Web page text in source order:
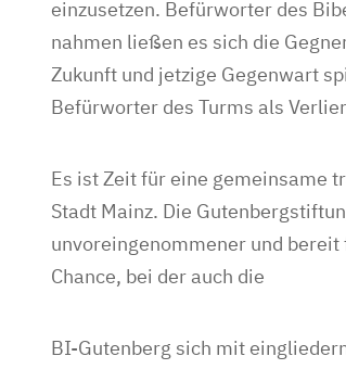
einzusetzen. Befürworter des
nahmen ließen es sich die
Zukunft und jetzige Gegenwart
Befürworter des Turms als
Es ist Zeit für eine gemeinsame
Stadt Mainz. Die
unvoreingenommener und
Chance, bei der auch die
BI-Gutenberg sich mit